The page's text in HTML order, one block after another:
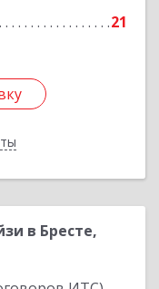
21
в Бресте,